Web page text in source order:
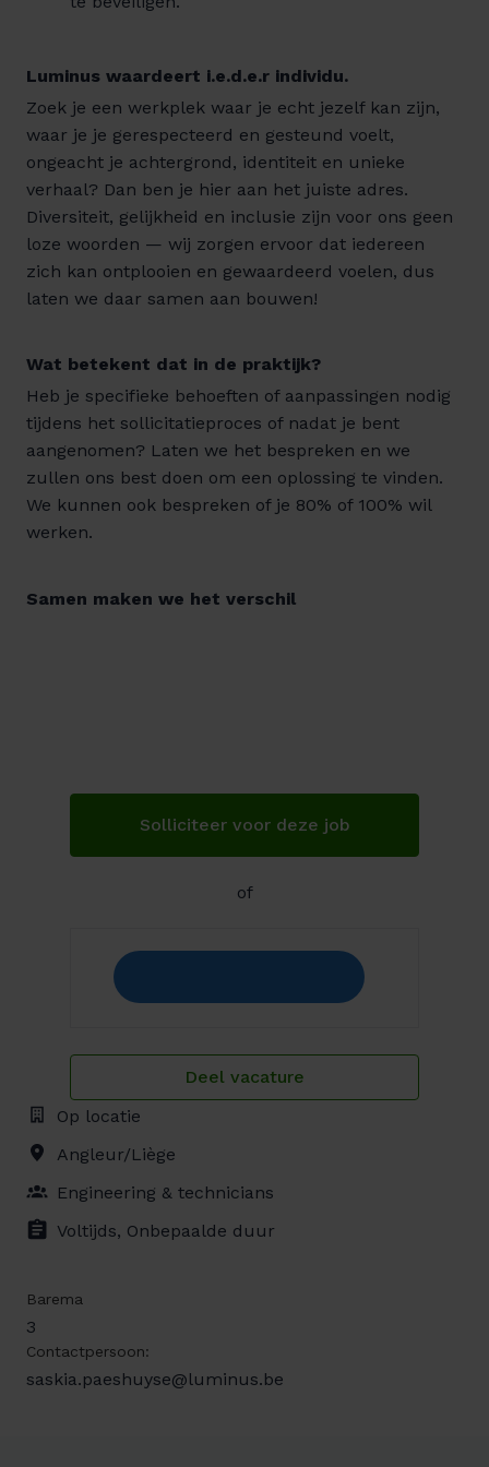
Luminus waardeert i.e.d.e.r individu.
Zoek je een werkplek waar je echt jezelf kan zijn,
waar je je gerespecteerd en gesteund voelt,
ongeacht je achtergrond, identiteit en unieke
verhaal? Dan ben je hier aan het juiste adres.
Diversiteit, gelijkheid en inclusie zijn voor ons geen
loze woorden — wij zorgen ervoor dat iedereen
zich kan ontplooien en gewaardeerd voelen, dus
laten we daar samen aan bouwen!
Wat betekent dat in de praktijk?
Heb je specifieke behoeften of aanpassingen nodig
tijdens het sollicitatieproces of nadat je bent
aangenomen? Laten we het bespreken en we
zullen ons best doen om een oplossing te vinden.
We kunnen ook bespreken of je 80% of 100% wil
werken.
Samen maken we het verschil
Solliciteer voor deze job
of
Deel vacature
Op locatie
Angleur/Liège
Engineering & technicians
Voltijds, Onbepaalde duur
Barema
3
Contactpersoon:
saskia.paeshuyse@luminus.be